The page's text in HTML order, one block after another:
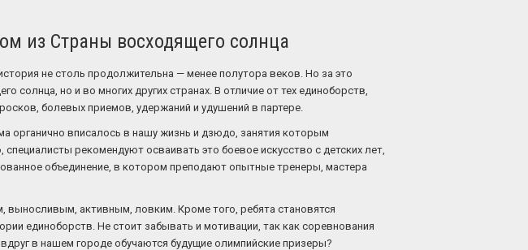
из Страны восходящего солнца
не столь продолжительна — менее полутора веков. Но за это
но и во многих других странах. В отличие от тех единоборств,
болевых приемов, удержаний и удушений в партере.
органично вписалось в нашу жизнь и дзюдо, занятия которым
рекомендуют осваивать это боевое искусство с детских лет,
объединение, в котором преподают опытные тренеры, мастера
активным, ловким. Кроме того, ребята становятся
единоборств. Не стоит забывать и мотивации, так как соревнования
в нашем городе обучаются будущие олимпийские призеры?